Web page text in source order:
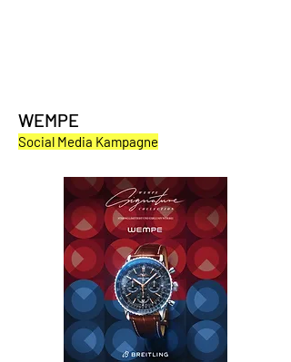
WEMPE
Social Media Kampagne